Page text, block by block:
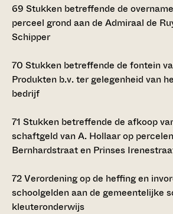
69 Stukken betreffende de
perceel grond aan de Admiraal de
Schipper
70 Stukken betreffende de fontein
Produkten b.v. ter gelegenheid van
bedrijf
71 Stukken betreffende de afkoop
schaftgeld van A. Hollaar op
Bernhardstraat en Prinses
72Verordening op de heffing en
schoolgelden aan de gemeentelijke
kleuteronderwijs